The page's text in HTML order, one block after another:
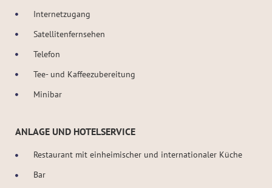
Internetzugang
Satellitenfernsehen
Telefon
Tee- und Kaffeezubereitung
Minibar
ANLAGE UND HOTELSERVICE
Restaurant mit einheimischer und internationaler Küche
Bar